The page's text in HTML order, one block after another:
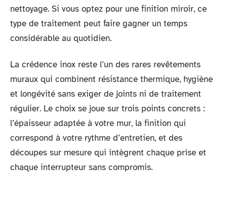
nettoyage. Si vous optez pour une finition miroir, ce
type de traitement peut faire gagner un temps
considérable au quotidien.
La crédence inox reste l’un des rares revêtements
muraux qui combinent résistance thermique, hygiène
et longévité sans exiger de joints ni de traitement
régulier. Le choix se joue sur trois points concrets :
l’épaisseur adaptée à votre mur, la finition qui
correspond à votre rythme d’entretien, et des
découpes sur mesure qui intègrent chaque prise et
chaque interrupteur sans compromis.